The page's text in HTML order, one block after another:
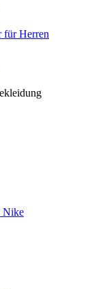
für Herren
Nike